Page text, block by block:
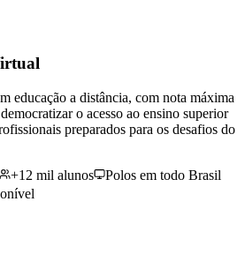
educação a distância, com nota máxima
o acesso ao ensino superior
preparados para os desafios do
+12 mil alunos
Polos em todo Brasil